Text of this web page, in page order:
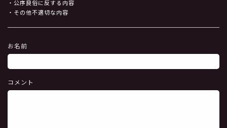
・公序良俗に反する内容
・その他不適切な内容
お名前
コメント